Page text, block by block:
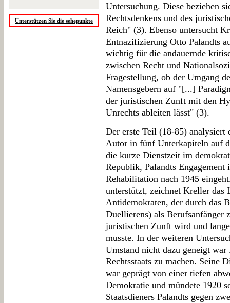
Unterstützen Sie die sehepunkte
Untersuchung. Diese beziehen
Rechtsdenkens und des
Reich" (3). Ebenso untersucht
Entnazifizierung Otto Palandts
wichtig für die andauernde
zwischen Recht und
Fragestellung, ob der Umgang
Namensgebern auf "[...]
der juristischen Zunft mit den
Unrechts ableiten lässt" (3).
Der erste Teil (18-85)
Autor in fünf Unterkapiteln auf
die kurze Dienstzeit im
Republik, Palandts Engagement
Rehabilitation nach 1945
unterstützt, zeichnet Kreller das
Antidemokraten, der durch das
Duellierens) als Berufsanfänger
juristischen Zunft wird und
musste. In der weiteren
Umstand nicht dazu geneigt war
Rechtsstaats zu machen. Seine
war geprägt von einer tiefen
Demokratie und mündete 1920
Staatsdieners Palandts gegen